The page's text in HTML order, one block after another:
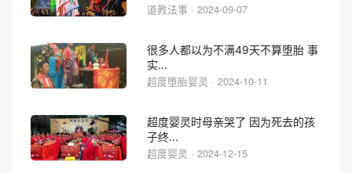
道教法事 · 2024-09-07
很多人都以为不满49天不算堕胎 事
实...
超度堕胎婴灵 · 2024-10-11
超度婴灵时母亲哭了 因为死去的孩
子终...
超度婴灵 · 2024-12-15